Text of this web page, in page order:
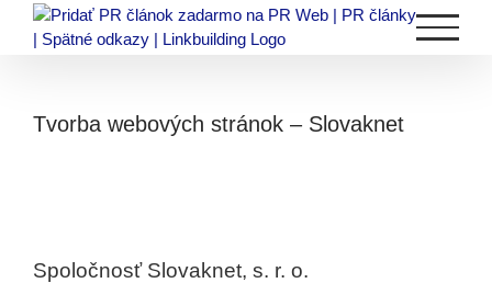
Tvorba webových stránok – Slovaknet
Spoločnosť Slovaknet, s. r. o.